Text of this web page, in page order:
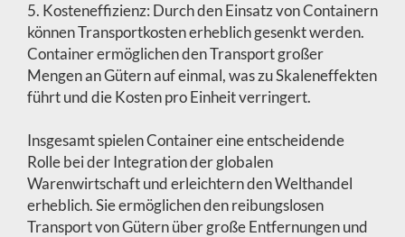
5. Kosteneffizienz: Durch den Einsatz von Containern
können Transportkosten erheblich gesenkt werden.
Container ermöglichen den Transport großer
Mengen an Gütern auf einmal, was zu Skaleneffekten
führt und die Kosten pro Einheit verringert.
Insgesamt spielen Container eine entscheidende
Rolle bei der Integration der globalen
Warenwirtschaft und erleichtern den Welthandel
erheblich. Sie ermöglichen den reibungslosen
Transport von Gütern über große Entfernungen und